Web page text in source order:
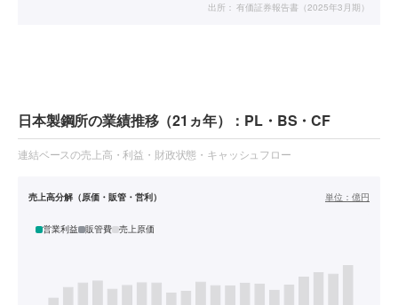
出所： 有価証券報告書（2025年3月期）
日本製鋼所の業績推移（21ヵ年）：PL・BS・CF
連結ベースの売上高・利益・財政状態・キャッシュフロー
売上高分解（原価・販管・営利） 単位： 億円
営業利益 販管費 売上原価